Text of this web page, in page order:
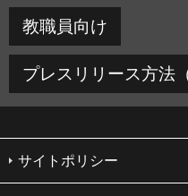
教職員向け
プレスリリース方法
サイトポリシー